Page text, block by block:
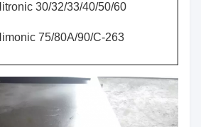
30/32/33/40/50/60
75/80A/90/C-263